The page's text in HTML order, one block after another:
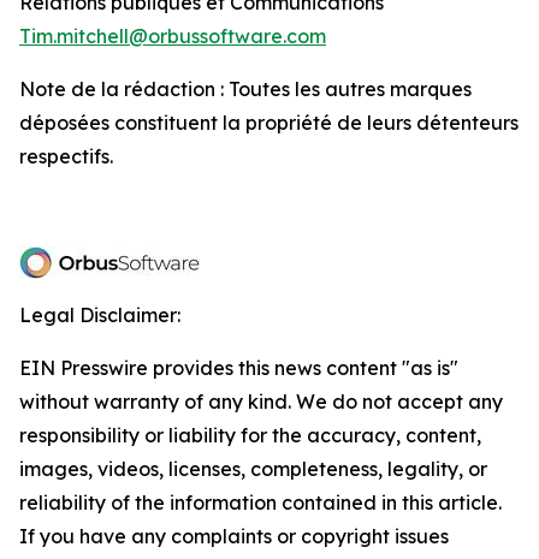
Tim.mitchell@orbussoftware.com
Note de la rédaction : Toutes les autres marques
déposées constituent la propriété de leurs détenteurs
respectifs.
Legal Disclaimer:
EIN Presswire provides this news content "as is"
without warranty of any kind. We do not accept any
responsibility or liability for the accuracy, content,
images, videos, licenses, completeness, legality, or
reliability of the information contained in this article.
If you have any complaints or copyright issues